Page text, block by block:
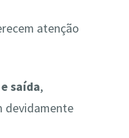
atenção
saída,
devidamente